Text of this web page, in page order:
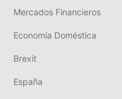
Mercados Financieros
Economía Doméstica
Brexit
España